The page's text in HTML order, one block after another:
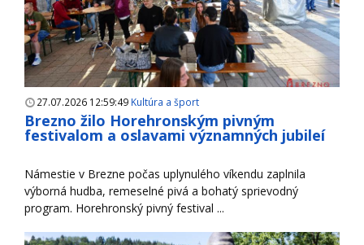
27.07.2026 12:59:49 Kultúra a šport
Brezno žilo Horehronským pivným
festivalom a oslavami významných jubileí
Námestie v Brezne počas uplynulého víkendu zaplnila
výborná hudba, remeselné pivá a bohatý sprievodný
program. Horehronský pivný festival ...